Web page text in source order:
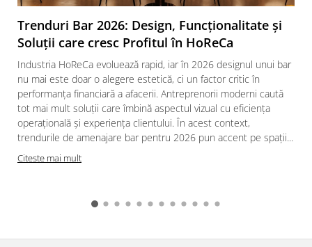
Trenduri Bar 2026: Design, Funcționalitate și
Soluții care cresc Profitul în HoReCa
Industria HoReCa evoluează rapid, iar în 2026 designul unui bar
nu mai este doar o alegere estetică, ci un factor critic în
performanța financiară a afacerii. Antreprenorii moderni caută
tot mai mult soluții care îmbină aspectul vizual cu eficiența
operațională și experiența clientului. În acest context,
trendurile de amenajare bar pentru 2026 pun accent pe spații...
Citeste mai mult